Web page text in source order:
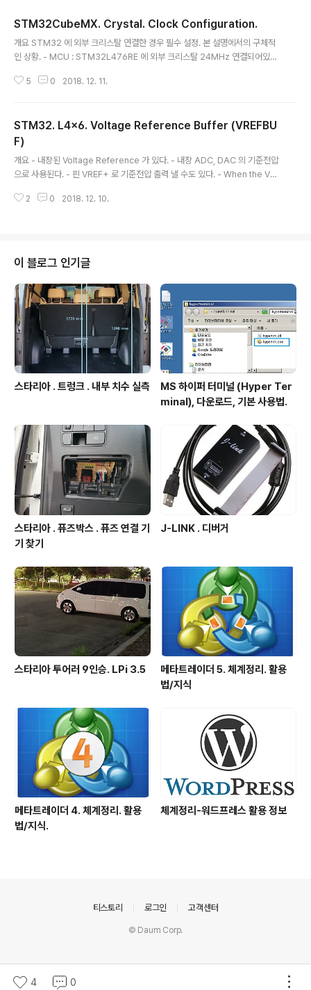
STM32CubeMX. Crystal. Clock Configuration.
개요 STM32 에 외부 크리스탈 연결한 경우 필수 설정. 본 설명에서의 구체적
인 상황. - MCU : STM32L476RE 에 외부 크리스탈 24MHz 연결되어있는
ubeMx 실행하여 Peripheral .의 RCC 에서 High Speed Clock 에서 Cry
행하여, , 1. 탭 Clock Configuration 에서 설정 항목 6개 . 항목1. Input freq
uency : 외부연결된 크리스탈의 주파수 MHz 단위로 기록. 항목2. PL..
5 0 2018. 12. 11.
STM32. L4x6. Voltage Reference Buffer (VREFBU
F)
개요 - 내장된 Voltage Reference 가 있다. - 내장 ADC, DAC 의 기준전압
으로 사용된다. - 핀 VREF+ 로 기준전압 출력 낼 수도 있다. - When the VRE
e reference buffer is not available and must be kept disabled (re
2 0 2018. 12. 10.
이 블로그 인기글
스타리아 . 트렁크 . 내부 치수 실측
MS 하이퍼 터미널 (Hyper Ter
minal), 다운로드, 기본 사용법.
스타리아 . 퓨즈박스 . 퓨즈 연결 기
기 찾기
J-LINK . 디버거
스타리아 투어러 9인승. LPi 3.5
메타트레이더 5. 체계정리. 활용
법/지식
메타트레이더 4. 체계정리. 활용
법/지식.
체계정리-워드프레스 활용 정보
4 0
티스토리 로그인 고객센터
© Daum Corp.